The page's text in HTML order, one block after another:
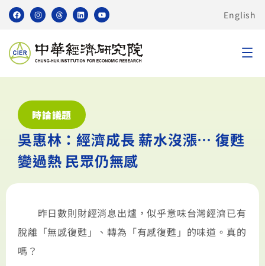
English
時論議題
吳惠林：經濟成長 薪水沒漲… 復甦
變過熱 民眾仍無感
昨日數則財經消息出爐，似乎意味台灣經濟已有
脫離「無感復甦」、轉為「有感復甦」的味道。真的
嗎？